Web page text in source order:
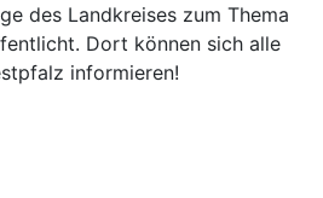
des Landkreises zum Thema
Dort können sich alle
informieren!